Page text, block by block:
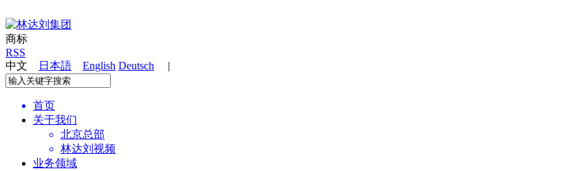
商标
RSS
中文
日本語 English Deutsch |
首页
关于我们
北京总部
林达刘视频
业务领域